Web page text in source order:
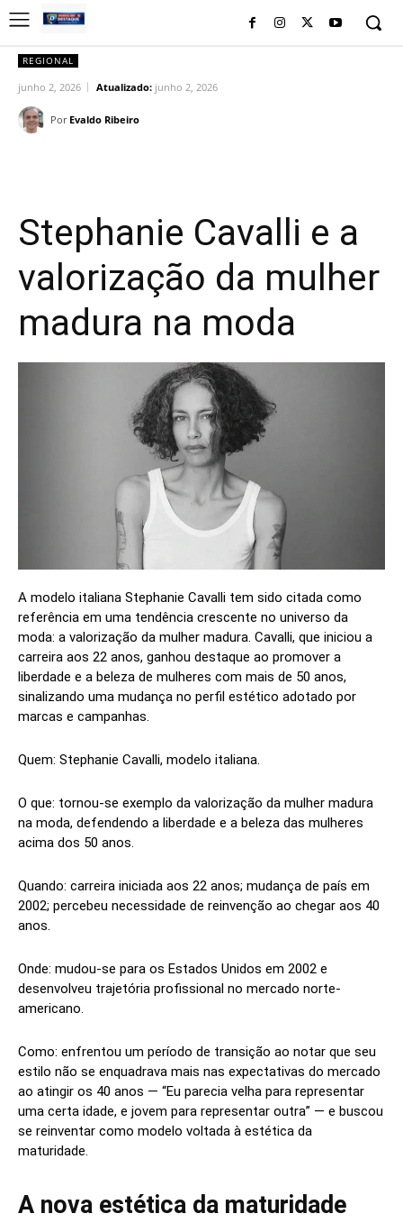
REGIONAL
junho 2, 2026 Atualizado: junho 2, 2026
Por Evaldo Ribeiro
Stephanie Cavalli e a
valorização da mulher
madura na moda
A modelo italiana Stephanie Cavalli tem sido citada como
referência em uma tendência crescente no universo da
moda: a valorização da mulher madura. Cavalli, que iniciou a
carreira aos 22 anos, ganhou destaque ao promover a
liberdade e a beleza de mulheres com mais de 50 anos,
sinalizando uma mudança no perfil estético adotado por
marcas e campanhas.
Quem: Stephanie Cavalli, modelo italiana.
O que: tornou-se exemplo da valorização da mulher madura
na moda, defendendo a liberdade e a beleza das mulheres
acima dos 50 anos.
Quando: carreira iniciada aos 22 anos; mudança de país em
2002; percebeu necessidade de reinvenção ao chegar aos 40
anos.
Onde: mudou-se para os Estados Unidos em 2002 e
desenvolveu trajetória profissional no mercado norte-
americano.
Como: enfrentou um período de transição ao notar que seu
estilo não se enquadrava mais nas expectativas do mercado
ao atingir os 40 anos — “Eu parecia velha para representar
uma certa idade, e jovem para representar outra” — e buscou
se reinventar como modelo voltada à estética da
maturidade.
A nova estética da maturidade